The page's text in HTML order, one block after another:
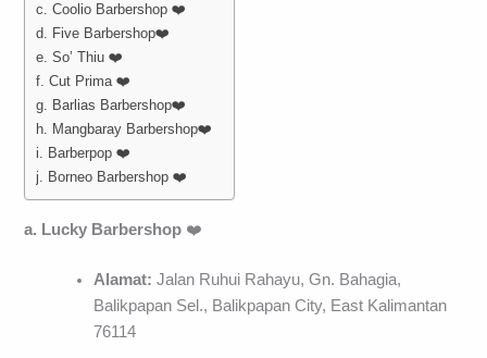
c. Coolio Barbershop ❤️
d. Five Barbershop❤️
e. So’ Thiu ❤️
f. Cut Prima ❤️
g. Barlias Barbershop❤️
h. Mangbaray Barbershop❤️
i. Barberpop ❤️
j. Borneo Barbershop ❤️
a. Lucky Barbershop ❤️
Alamat: Jalan Ruhui Rahayu, Gn. Bahagia,
Balikpapan Sel., Balikpapan City, East Kalimantan
76114